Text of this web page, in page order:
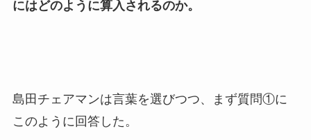
にはどのように算入されるのか。
島田チェアマンは言葉を選びつつ、まず質問①に
このように回答した。